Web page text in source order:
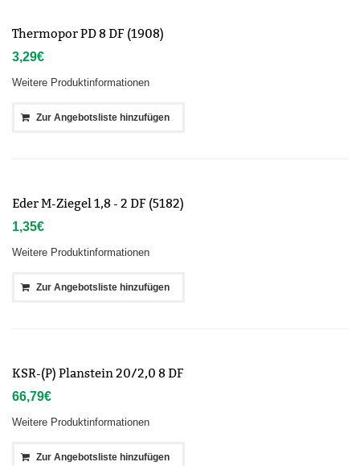
Thermopor PD 8 DF (1908)
3,29€
Weitere Produktinformationen
Zur Angebotsliste hinzufügen
Eder M-Ziegel 1,8 - 2 DF (5182)
1,35€
Weitere Produktinformationen
Zur Angebotsliste hinzufügen
KSR-(P) Planstein 20/2,0 8 DF
66,79€
Weitere Produktinformationen
Zur Angebotsliste hinzufügen